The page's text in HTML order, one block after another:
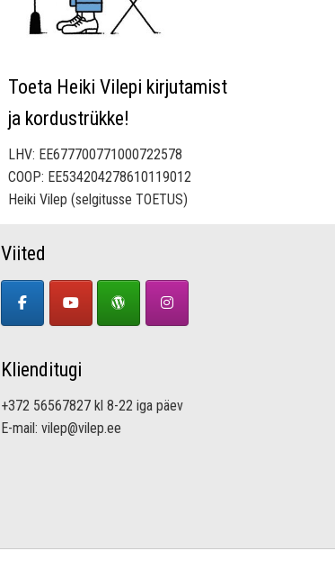
Toeta Heiki Vilepi kirjutamist
ja kordustrükke!
LHV: EE677700771000722578
COOP: EE534204278610119012
Heiki Vilep (selgitusse TOETUS)
Viited
Klienditugi
+372 56567827 kl 8-22 iga päev
E-mail: vilep@vilep.ee